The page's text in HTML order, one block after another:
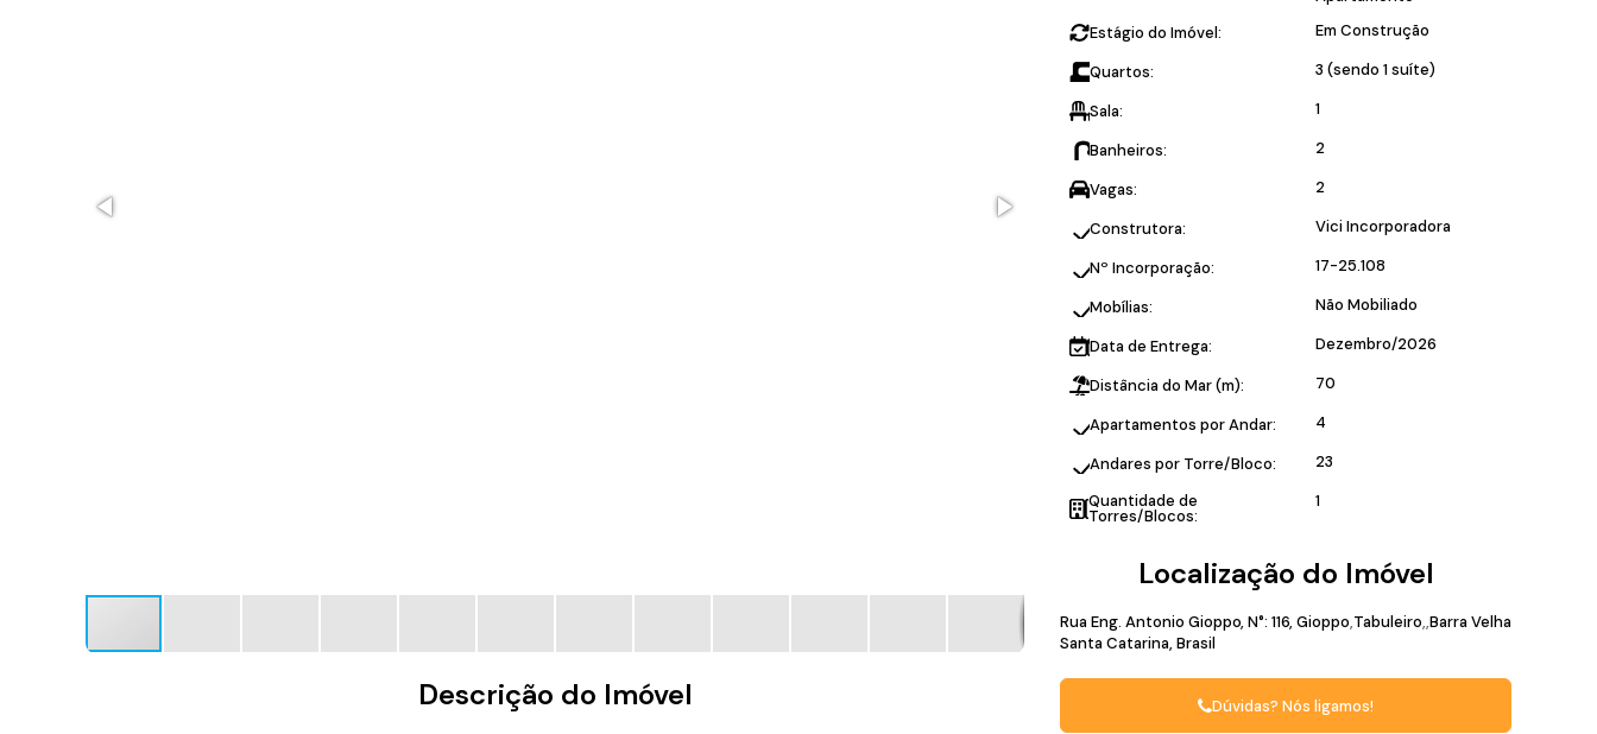
Descrição do Imóvel
Estágio do Imóvel:
Em Construção
Quartos: 3 (sendo 1 suíte)
Sala: 1
Banheiros: 2
Vagas: 2
Construtora: Vici Incorporadora
Nº Incorporação: 17-25.108
Mobílias: Não Mobiliado
Data de Entrega: Dezembro/2026
Distância do Mar (m): 70
Apartamentos por Andar: 4
Andares por Torre/Bloco:
23
Quantidade de
Torres/Blocos:
1
Localização do Imóvel
Rua Eng. Antonio Gioppo, N°: 116, Gioppo Tabuleiro Barra Velha
Santa Catarina, Brasil
Dúvidas? Nós ligamos!